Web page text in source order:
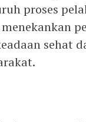
proses
sehat